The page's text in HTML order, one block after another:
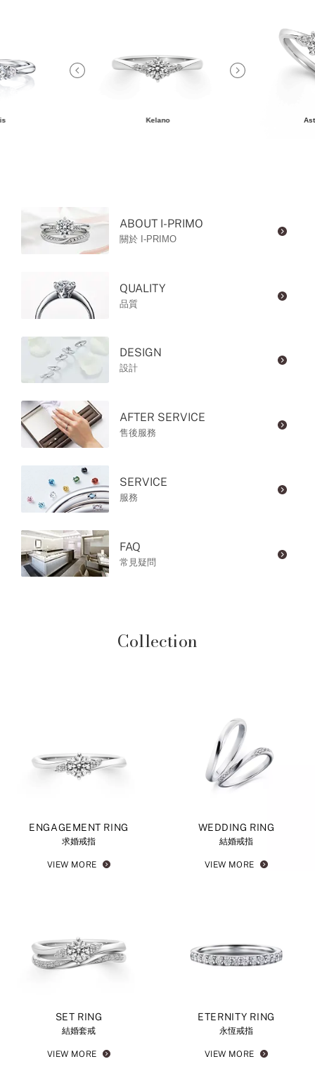
Kelano
ABOUT I-PRIMO
關於 I-PRIMO
QUALITY
品質
DESIGN
設計
AFTER SERVICE
售後服務
SERVICE
服務
FAQ
常見疑問
Collection
ENGAGEMENT RING
求婚戒指
VIEW MORE
WEDDING RING
結婚戒指
VIEW MORE
SET RING
結婚套戒
VIEW MORE
ETERNITY RING
永恆戒指
VIEW MORE